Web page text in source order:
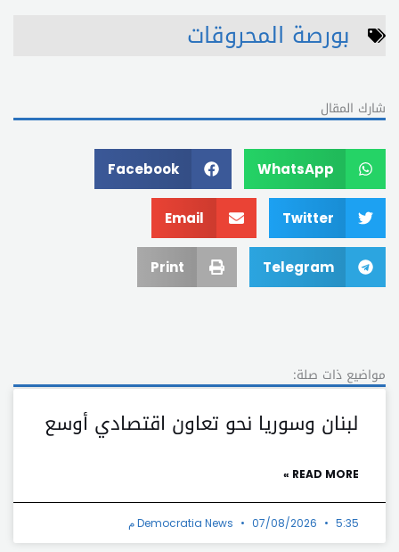
بورصة المحروقات
شارك المقال
WhatsApp
Facebook
Twitter
Email
Telegram
Print
مواضيع ذات صلة:
لبنان وسوريا نحو تعاون اقتصادي أوسع
READ MORE »
Democratia News 07/08/2026 5:35 م